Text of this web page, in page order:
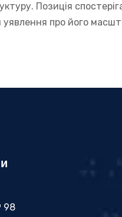
Позиція
уявлення про його
98